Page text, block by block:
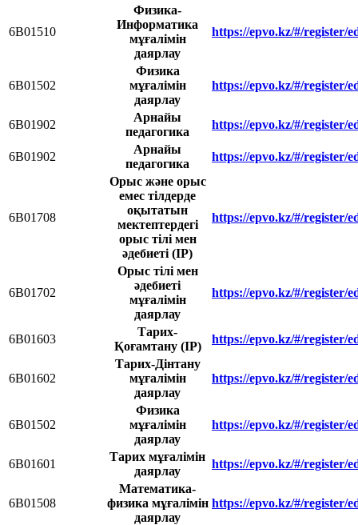
6В01510
Физика-
Информатика
мұғалімін
даярлау
https://epvo.kz/#/register/
6В01502
Физика
мұғалімін
даярлау
https://epvo.kz/#/register/
6В01902
Арнайы
педагогика
https://epvo.kz/#/register/
6B01902
Арнайы
педагогика
https://epvo.kz/#/register/
6В01708
Орыс және орыс
емес тілдерде
оқытатын
мектептердегі
орыс тілі мен
әдебиеті (ІР)
https://epvo.kz/#/register/
6В01702
Орыс тілі мен
әдебиеті
мұғалімін
даярлау
https://epvo.kz/#/register/
6В01603
Тарих-
Қоғамтану (IP)
https://epvo.kz/#/register/
6В01602
Тарих-Дінтану
мұғалімін
даярлау
https://epvo.kz/#/register/
6B01502
Физика
мұғалімін
даярлау
https://epvo.kz/#/register/
6В01601
Тарих мұғалімін
даярлау
https://epvo.kz/#/register/
6В01508
Математика-
физика мұғалімін
даярлау
https://epvo.kz/#/register/